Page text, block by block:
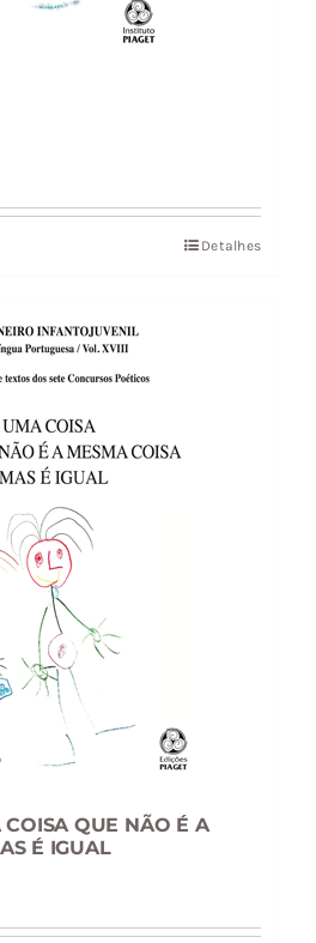
Detalhes
QUE NÃO É A
É IGUAL